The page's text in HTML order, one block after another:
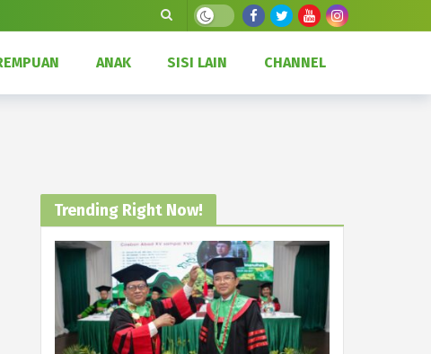
Dark mode
ANAK SISI LAIN CHANNEL
Trending Right Now!